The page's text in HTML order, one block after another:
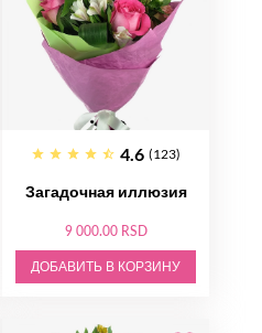
4.6 (123)
Загадочная иллюзия
9 000.00 RSD
ДОБАВИТЬ В КОРЗИНУ